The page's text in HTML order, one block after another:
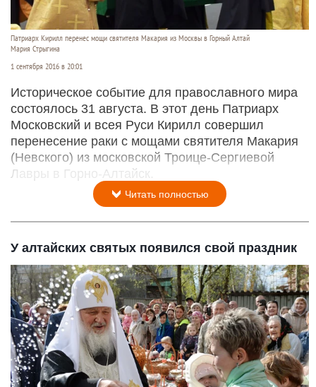
Патриарх Кирилл перенес мощи святителя Макария из Москвы в Горный Алтай
Мария Стрыгина
1 сентября 2016 в 20:01
Историческое событие для православного мира
состоялось 31 августа. В этот день Патриарх
Московский и всея Руси Кирилл совершил
перенесение раки с мощами святителя Макария
(Невского) из московской Троице-Сергиевой
Лавры в Горно-Алтайск.
Читать полностью
У алтайских святых появился свой праздник